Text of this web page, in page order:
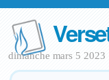
dimanche mars 5 2023